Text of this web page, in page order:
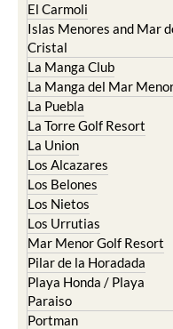
El Carmoli
Islas Menores and Mar
Cristal
La Manga Club
La Manga del Mar
La Puebla
La Torre Golf Resort
La Union
Los Alcazares
Los Belones
Los Nietos
Los Urrutias
Mar Menor Golf Resort
Pilar de la Horadada
Playa Honda / Playa
Paraiso
Portman